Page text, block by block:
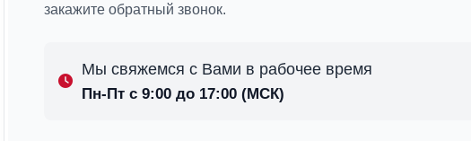
закажите обратный звонок.
Мы свяжемся с Вами в рабочее время
Пн-Пт с 9:00 до 17:00 (МСК)